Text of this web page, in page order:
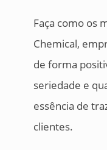
Faça como os
Chemical,
de forma
seriedade e
essência de
clientes.